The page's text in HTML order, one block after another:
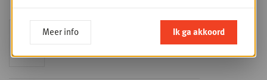
8
OKT
RET-TALK
CEO ONLY
Meer info Ik ga akkoord